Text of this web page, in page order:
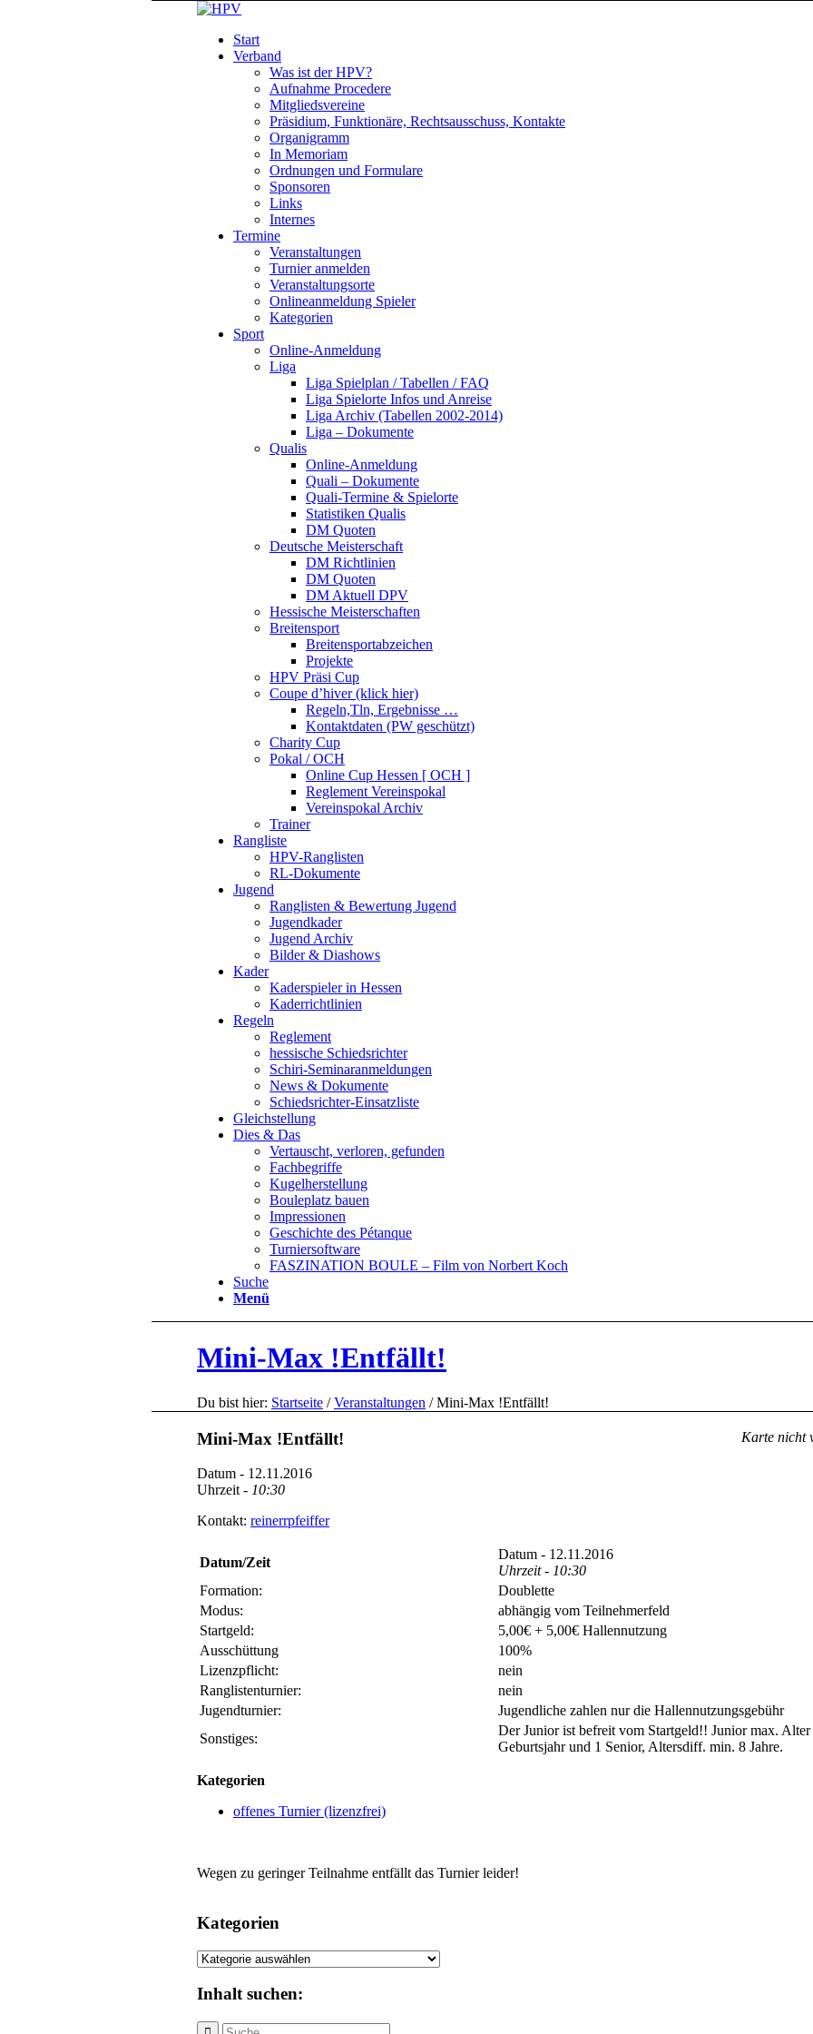
Start
Verband
Was ist der HPV?
Aufnahme Procedere
Mitgliedsvereine
Präsidium, Funktionäre, Rechtsausschuss, Kontakte
Organigramm
In Memoriam
Ordnungen und Formulare
Sponsoren
Links
Internes
Termine
Veranstaltungen
Turnier anmelden
Veranstaltungsorte
Onlineanmeldung Spieler
Kategorien
Sport
Online-Anmeldung
Liga
Liga Spielplan / Tabellen / FAQ
Liga Spielorte Infos und Anreise
Liga Archiv (Tabellen 2002-2014)
Liga – Dokumente
Qualis
Online-Anmeldung
Quali – Dokumente
Quali-Termine & Spielorte
Statistiken Qualis
DM Quoten
Deutsche Meisterschaft
DM Richtlinien
DM Quoten
DM Aktuell DPV
Hessische Meisterschaften
Breitensport
Breitensportabzeichen
Projekte
HPV Präsi Cup
Coupe d’hiver (klick hier)
Regeln,Tln, Ergebnisse …
Kontaktdaten (PW geschützt)
Charity Cup
Pokal / OCH
Online Cup Hessen [ OCH ]
Reglement Vereinspokal
Vereinspokal Archiv
Trainer
Rangliste
HPV-Ranglisten
RL-Dokumente
Jugend
Ranglisten & Bewertung Jugend
Jugendkader
Jugend Archiv
Bilder & Diashows
Kader
Kaderspieler in Hessen
Kaderrichtlinien
Regeln
Reglement
hessische Schiedsrichter
Schiri-Seminaranmeldungen
News & Dokumente
Schiedsrichter-Einsatzliste
Gleichstellung
Dies & Das
Vertauscht, verloren, gefunden
Fachbegriffe
Kugelherstellung
Bouleplatz bauen
Impressionen
Geschichte des Pétanque
Turniersoftware
FASZINATION BOULE – Film von Norbert Koch
Suche
Menü
Mini-Max !Entfällt!
Du bist hier: Startseite / Veranstaltungen / Mini-Max !Entfällt!
Karte nicht
Mini-Max !Entfällt!
Datum - 12.11.2016
Uhrzeit - 10:30
Kontakt: reinerrpfeiffer
Datum/Zeit
Datum - 12.11.2016
Uhrzeit - 10:30
Formation:
Doublette
Modus:
abhängig vom Teilnehmerfeld
Startgeld:
5,00€ + 5,00€ Hallennutzung
Ausschüttung
100%
Lizenzpflicht:
nein
Ranglistenturnier:
nein
Jugendturnier:
Jugendliche zahlen nur die Hallennutzungsgebühr
Sonstiges:
Der Junior ist befreit vom Startgeld!! Junior max. Alter
Geburtsjahr und 1 Senior, Altersdiff. min. 8 Jahre.
Kategorien
offenes Turnier (lizenzfrei)
Wegen zu geringer Teilnahme entfällt das Turnier leider!
Kategorien
Kategorien
Inhalt suchen: